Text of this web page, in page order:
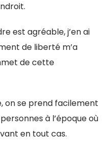
est agréable, j’en ai
de liberté m’a
de cette
on se prend facilement
à l’époque où
en tout cas.